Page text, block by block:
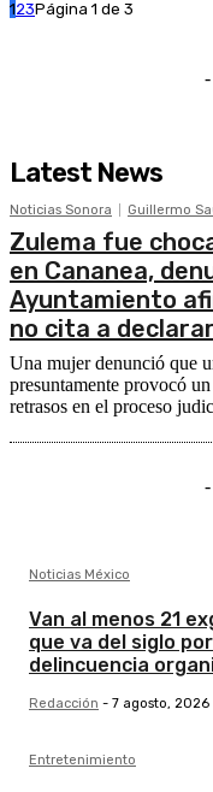
123Página 1 de 3
Latest News
Noticias Sonora Guillermo
Zulema fue
en Cananea,
Ayuntamiento
no cita a declarar
Una mujer denunció que
presuntamente provocó
retrasos en el proceso
Noticias México
Van al menos 21
que va del siglo
delincuencia
Redacción - 7 agosto, 2026
Entretenimiento